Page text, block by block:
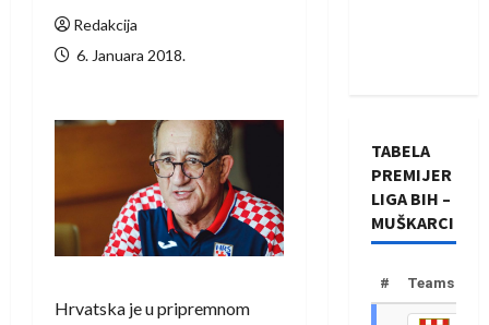
Redakcija
6. Januara 2018.
Hrvatska je u pripremnom
TABELA
PREMIJER
LIGA BIH –
MUŠKARCI
# Teams